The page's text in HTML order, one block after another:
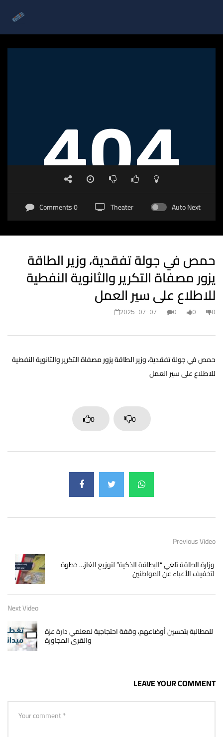
Auto Next
Theater
0 Comments
حمص في جولة تفقدية، وزير الطاقة
يزور مصفاة التكرير والثانوية النفطية
للاطلاع على سير العمل
2025-07-07 0 0 0
حمص في جولة تفقدية، وزير الطاقة يزور مصفاة التكرير والثانوية النفطية
للاطلاع على سير العمل
0 0
Previous Video
وزارة الطاقة تلغي “البطاقة الذكية” لتوزيع الغاز… خطوة
لتخفيف الأعباء عن المواطنين
Next Video
للمطالبة بتحسين أوضاعهم، وقفة احتجاجية لمعلمي دارة عزة
والقرى المجاورة
LEAVE YOUR COMMENT